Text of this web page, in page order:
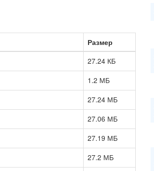
Размер
27.24 КБ
1.2 МБ
27.24 МБ
27.06 МБ
27.19 МБ
27.2 МБ